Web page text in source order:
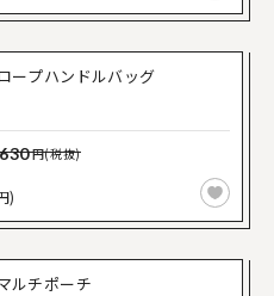
ープハンドルバッグ
630円(税抜)
)
ルチポーチ